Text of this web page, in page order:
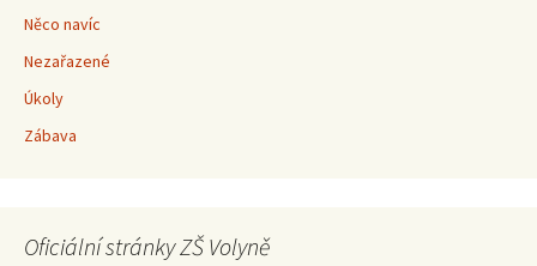
Něco navíc
Nezařazené
Úkoly
Zábava
Oficiální stránky ZŠ Volyně